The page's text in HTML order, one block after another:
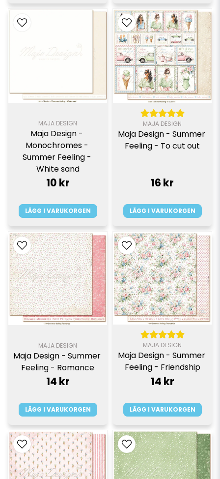
MAJA DESIGN
Maja Design -
Monochromes -
Summer Feeling -
White sand
10 kr
LÄGG I VARUKORGEN
MAJA DESIGN
Maja Design - Summer
Feeling - To cut out
16 kr
LÄGG I VARUKORGEN
MAJA DESIGN
Maja Design - Summer
Feeling - Romance
14 kr
LÄGG I VARUKORGEN
MAJA DESIGN
Maja Design - Summer
Feeling - Friendship
14 kr
LÄGG I VARUKORGEN